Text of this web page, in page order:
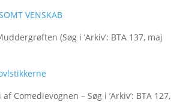
VENSKAB
(Søg i ’Arkiv’: BTA 137, maj
Comedievognen – Søg i ’Arkiv’: BTA 127,